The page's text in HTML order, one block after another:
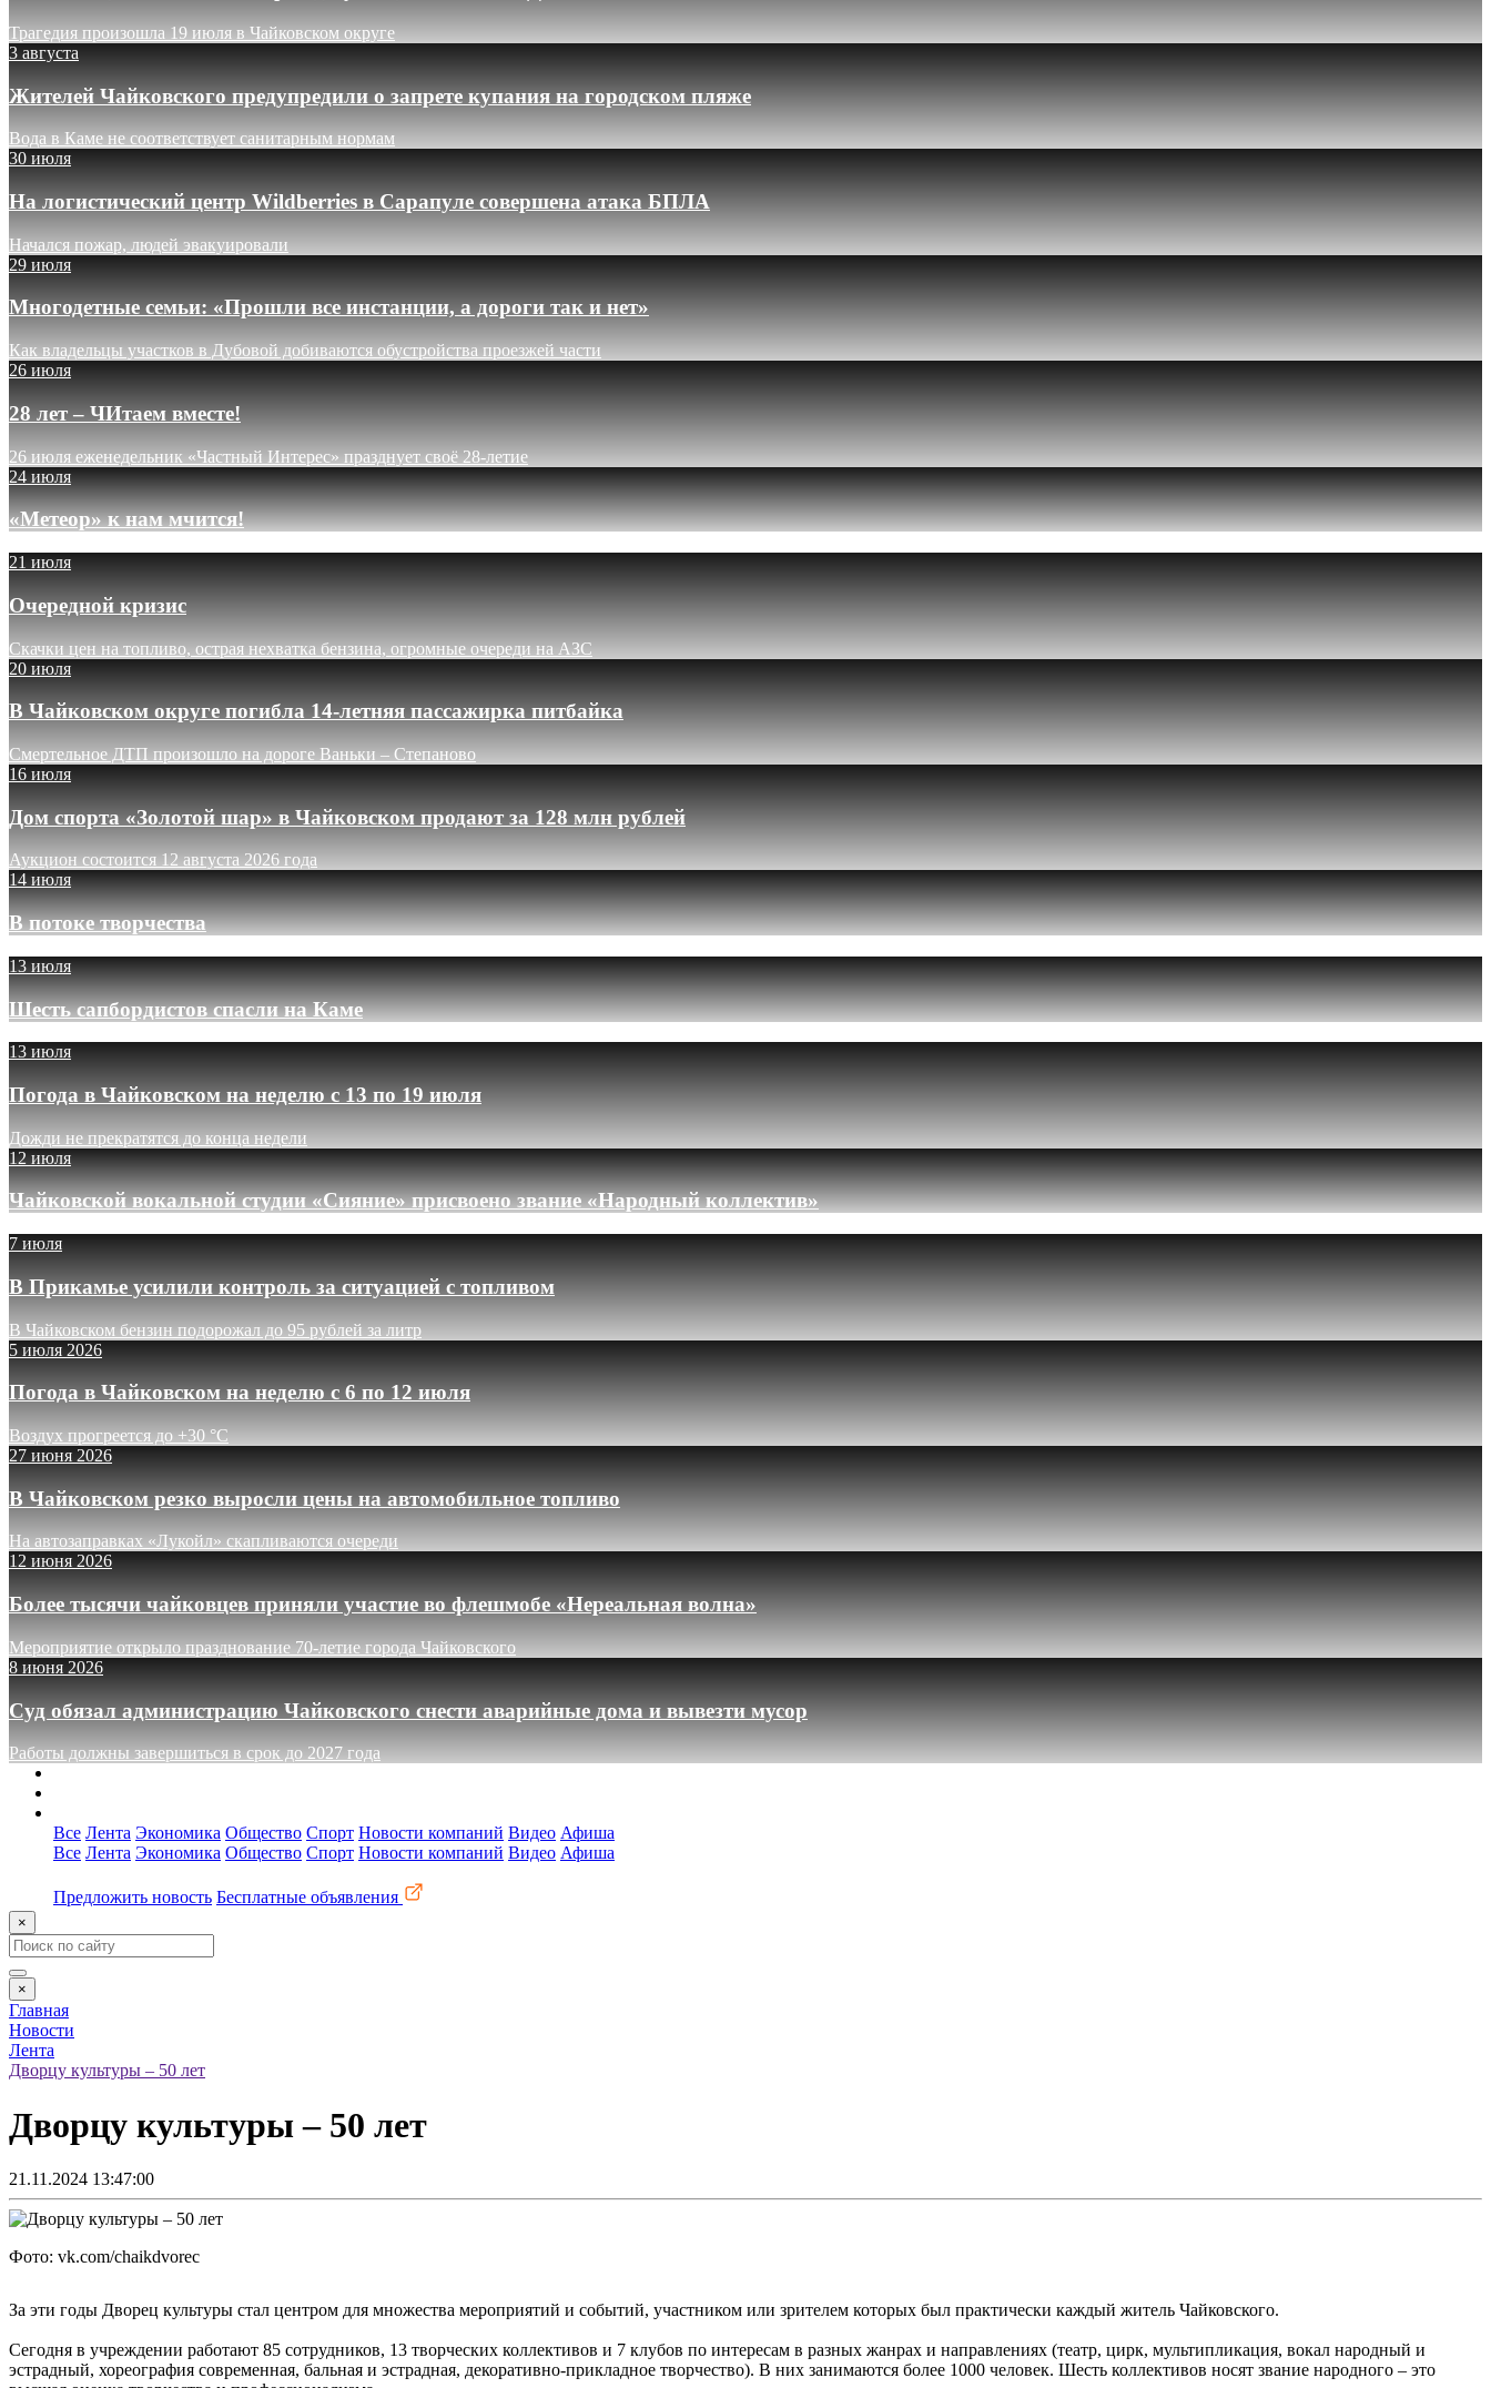
Трагедия произошла 19 июля в Чайковском округе
3 августа
Жителей Чайковского предупредили о запрете купания на городском пляже
Вода в Каме не соответствует санитарным нормам
30 июля
На логистический центр Wildberries в Сарапуле совершена атака БПЛА
Начался пожар, людей эвакуировали
29 июля
Многодетные семьи: «Прошли все инстанции, а дороги так и нет»
Как владельцы участков в Дубовой добиваются обустройства проезжей части
26 июля
28 лет – ЧИтаем вместе!
26 июля еженедельник «Частный Интерес» празднует своё 28-летие
24 июля
«Метеор» к нам мчится!
21 июля
Очередной кризис
Скачки цен на топливо, острая нехватка бензина, огромные очереди на АЗС
20 июля
В Чайковском округе погибла 14-летняя пассажирка питбайка
Смертельное ДТП произошло на дороге Ваньки – Степаново
16 июля
Дом спорта «Золотой шар» в Чайковском продают за 128 млн рублей
Аукцион состоится 12 августа 2026 года
14 июля
В потоке творчества
13 июля
Шесть сапбордистов спасли на Каме
13 июля
Погода в Чайковском на неделю с 13 по 19 июля
Дожди не прекратятся до конца недели
12 июля
Чайковской вокальной студии «Сияние» присвоено звание «Народный коллектив»
7 июля
В Прикамье усилили контроль за ситуацией с топливом
В Чайковском бензин подорожал до 95 рублей за литр
5 июля 2026
Погода в Чайковском на неделю с 6 по 12 июля
Воздух прогреется до +30 °C
27 июня 2026
В Чайковском резко выросли цены на автомобильное топливо
На автозаправках «Лукойл» скапливаются очереди
12 июня 2026
Более тысячи чайковцев приняли участие во флешмобе «Нереальная волна»
Мероприятие открыло празднование 70-летие города Чайковского
8 июня 2026
Суд обязал администрацию Чайковского снести аварийные дома и вывезти мусор
Работы должны завершиться в срок до 2027 года
Все Лента Экономика Общество Спорт Новости компаний Видео Афиша
Все Лента Экономика Общество Спорт Новости компаний Видео Афиша
Предложить новость Бесплатные объявления
×
×
Главная
Новости
Лента
Дворцу культуры – 50 лет
Дворцу культуры – 50 лет
21.11.2024 13:47:00
Фото: vk.com/chaikdvorec
За эти годы Дворец культуры стал центром для множества мероприятий и событий, участником или зрителем которых был практически каждый житель Чайковского.
Сегодня в учреждении работают 85 сотрудников, 13 творческих коллективов и 7 клубов по интересам в разных жанрах и направлениях (театр, цирк, мультипликация, вокал народный и
эстрадный, хореография современная, бальная и эстрадная, декоративно-прикладное творчество). В них занимаются более 1000 человек. Шесть коллективов носят звание народного – это